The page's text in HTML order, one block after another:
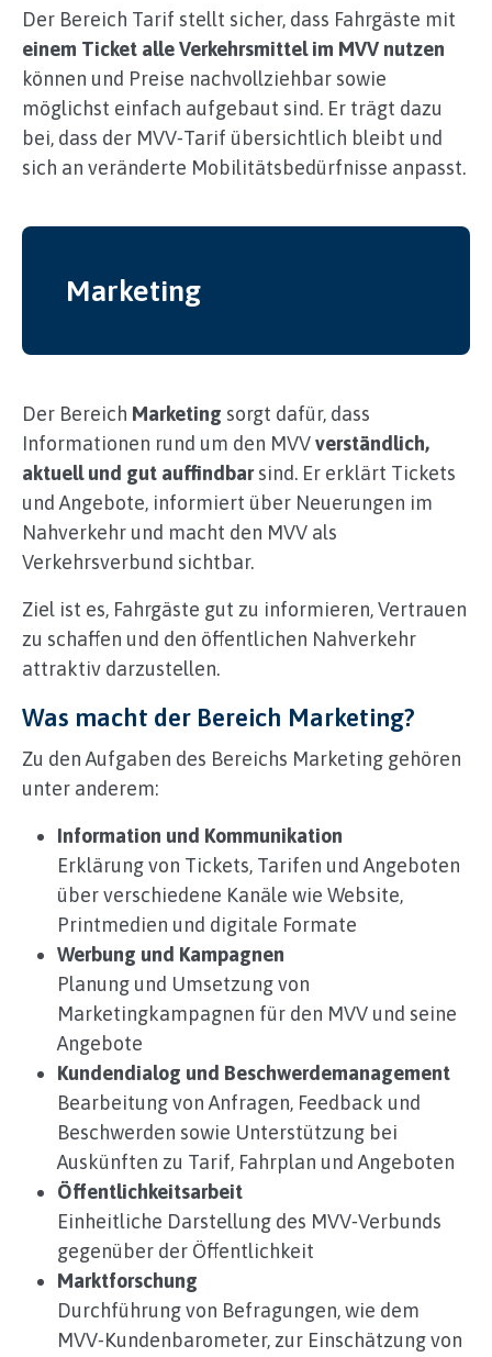
Der Bereich Tarif stellt sicher, dass Fahrgäste mit
einem Ticket alle Verkehrsmittel im MVV nutzen
können und Preise nachvollziehbar sowie
möglichst einfach aufgebaut sind. Er trägt dazu
bei, dass der MVV‑Tarif übersichtlich bleibt und
sich an veränderte Mobilitätsbedürfnisse anpasst.
Marketing
Der Bereich Marketing sorgt dafür, dass
Informationen rund um den MVVverständlich,
aktuell und gut auffindbarsind. Er erklärt Tickets
und Angebote, informiert über Neuerungen im
Nahverkehr und macht den MVV als
Verkehrsverbund sichtbar.
Ziel ist es, Fahrgäste gut zu informieren, Vertrauen
zu schaffen und den öffentlichen Nahverkehr
attraktiv darzustellen.
Was macht der Bereich Marketing?
Zu den Aufgaben des Bereichs Marketing gehören
unter anderem:
Information und Kommunikation
Erklärung von Tickets, Tarifen und Angeboten
über verschiedene Kanäle wie Website,
Printmedien und digitale Formate
Werbung und Kampagnen
Planung und Umsetzung von
Marketingkampagnen für den MVV und seine
Angebote
Kundendialog und Beschwerdemanagement
Bearbeitung von Anfragen, Feedback und
Beschwerden sowie Unterstützung bei
Auskünften zu Tarif, Fahrplan und Angeboten
Öffentlichkeitsarbeit
Einheitliche Darstellung des MVV‑Verbunds
gegenüber der Öffentlichkeit
Marktforschung
Durchführung von Befragungen, wie dem
MVV‑Kundenbarometer, zur Einschätzung von